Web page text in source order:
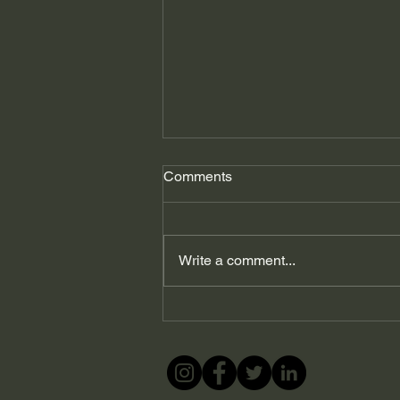
პასუხისმგებლობაა?…
შევარცხვინე ორივე!
Comments
Write a comment...